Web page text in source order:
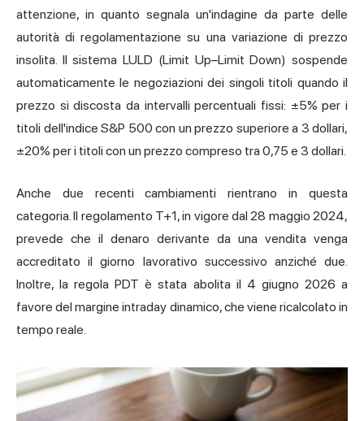
attenzione, in quanto segnala un'indagine da parte delle
autorità di regolamentazione su una variazione di prezzo
insolita. Il sistema LULD (Limit Up–Limit Down) sospende
automaticamente le negoziazioni dei singoli titoli quando il
prezzo si discosta da intervalli percentuali fissi: ±5% per i
titoli dell'indice S&P 500 con un prezzo superiore a 3 dollari,
±20% per i titoli con un prezzo compreso tra 0,75 e 3 dollari.
Anche due recenti cambiamenti rientrano in questa
categoria. Il regolamento T+1, in vigore dal 28 maggio 2024,
prevede che il denaro derivante da una vendita venga
accreditato il giorno lavorativo successivo anziché due.
Inoltre, la regola PDT è stata abolita il 4 giugno 2026 a
favore del margine intraday dinamico, che viene ricalcolato in
tempo reale.